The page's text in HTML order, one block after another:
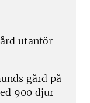
utanför
gård på
900 djur